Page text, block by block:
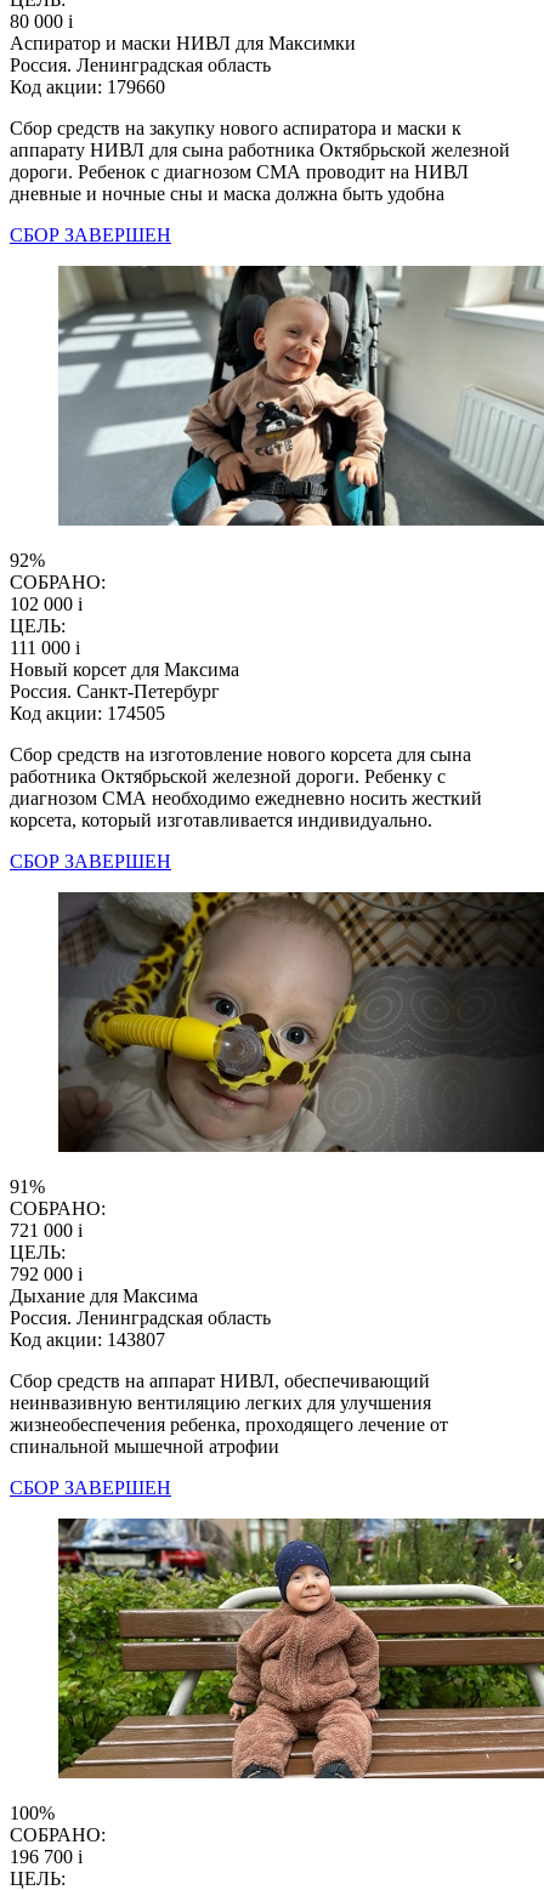
80 000 i
Аспиратор и маски НИВЛ для Максимки
Россия. Ленинградская область
Код акции: 179660
Сбор средств на закупку нового аспиратора и маски к
аппарату НИВЛ для сына работника Октябрьской железной
дороги. Ребенок с диагнозом СМА проводит на НИВЛ
дневные и ночные сны и маска должна быть удобна
СБОР ЗАВЕРШЕН
92%
СОБРАНО:
102 000 i
ЦЕЛЬ:
111 000 i
Новый корсет для Максима
Россия. Санкт-Петербург
Код акции: 174505
Сбор средств на изготовление нового корсета для сына
работника Октябрьской железной дороги. Ребенку с
диагнозом СМА необходимо ежедневно носить жесткий
корсета, который изготавливается индивидуально.
СБОР ЗАВЕРШЕН
91%
СОБРАНО:
721 000 i
ЦЕЛЬ:
792 000 i
Дыхание для Максима
Россия. Ленинградская область
Код акции: 143807
Сбор средств на аппарат НИВЛ, обеспечивающий
неинвазивную вентиляцию легких для улучшения
жизнеобеспечения ребенка, проходящего лечение от
спинальной мышечной атрофии
СБОР ЗАВЕРШЕН
100%
СОБРАНО:
196 700 i
ЦЕЛЬ: